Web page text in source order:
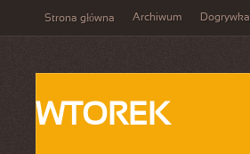
Strona główna Archiwum Dogrywka
WTOREK